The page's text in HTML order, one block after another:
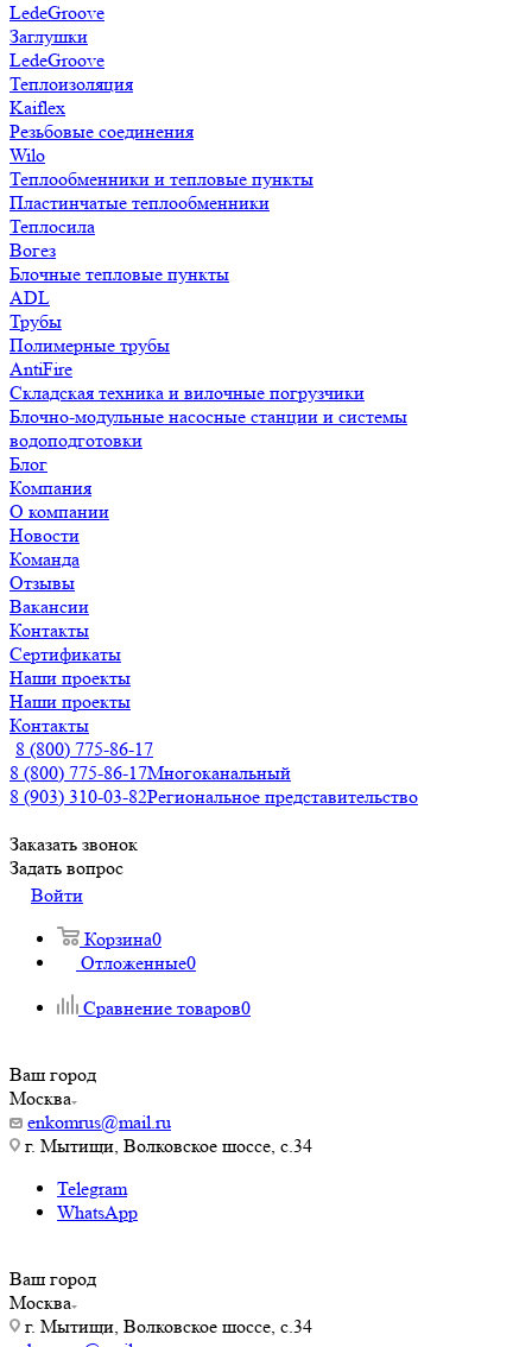
LedeGroove
Заглушки
LedeGroove
Теплоизоляция
Kaiflex
Резьбовые соединения
Wilo
Теплообменники и тепловые пункты
Пластинчатые теплообменники
Теплосила
Вогез
Блочные тепловые пункты
ADL
Трубы
Полимерные трубы
AntiFire
Складская техника и вилочные погрузчики
Блочно-модульные насосные станции и системы
водоподготовки
Блог
Компания
О компании
Новости
Команда
Отзывы
Вакансии
Контакты
Сертификаты
Наши проекты
Наши проекты
Контакты
8 (800) 775-86-17
8 (800) 775-86-17Многоканальный
8 (903) 310-03-82Региональное представительство
Заказать звонок
Задать вопрос
Войти
Корзина0
Отложенные0
Сравнение товаров0
Ваш город
Москва
enkomrus@mail.ru
г. Мытищи, Волковское шоссе, с.34
Telegram
WhatsApp
Ваш город
Москва
г. Мытищи, Волковское шоссе, с.34